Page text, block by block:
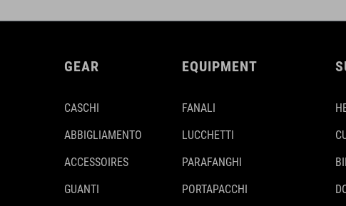
GEAR
CASCHI
ABBIGLIAMENTO
ACCESSOIRES
GUANTI
EQUIPMENT
FANALI
LUCCHETTI
PARAFANGHI
PORTAPACCHI